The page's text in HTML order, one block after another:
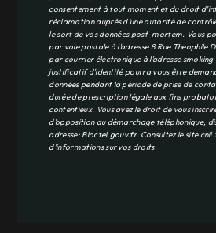
consentement à tout moment et du droit
réclamation auprès d’une autorité de
le sort de vos données post-mortem. Vous
par voie postale à l'adresse 8 Rue Theophile
par courrier électronique à l'adresse
justificatif d'identité pourra vous être
données pendant la période de prise de
durée de prescription légale aux fins
contentieux. Vous avez le droit de vous
d'opposition au démarchage téléphonique,
adresse: Bloctel.gouv.fr. Consultez le site
d’informations sur vos droits.